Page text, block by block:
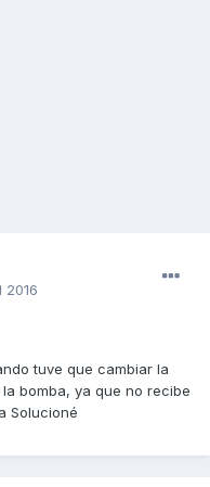
2016
tuve que cambiar la
bomba, ya que no recibe
Solucioné